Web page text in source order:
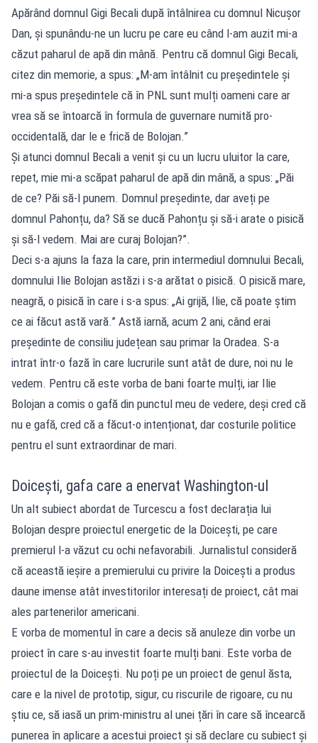
Apărând domnul Gigi Becali după întâlnirea cu domnul Nicușor
Dan, și spunându-ne un lucru pe care eu când l-am auzit mi-a
căzut paharul de apă din mână. Pentru că domnul Gigi Becali,
citez din memorie, a spus: „M-am întâlnit cu președintele și
mi-a spus președintele că în PNL sunt mulți oameni care ar
vrea să se întoarcă în formula de guvernare numită pro-
occidentală, dar le e frică de Bolojan.”
Și atunci domnul Becali a venit și cu un lucru uluitor la care,
repet, mie mi-a scăpat paharul de apă din mână, a spus: „Păi
de ce? Păi să-l punem. Domnul președinte, dar aveți pe
domnul Pahonțu, da? Să se ducă Pahonțu și să-i arate o pisică
și să-l vedem. Mai are curaj Bolojan?”.
Deci s-a ajuns la faza la care, prin intermediul domnului Becali,
domnului Ilie Bolojan astăzi i s-a arătat o pisică. O pisică mare,
neagră, o pisică în care i s-a spus: „Ai grijă, Ilie, că poate știm
ce ai făcut astă vară.” Astă iarnă, acum 2 ani, când erai
președinte de consiliu județean sau primar la Oradea. S-a
intrat într-o fază în care lucrurile sunt atât de dure, noi nu le
vedem. Pentru că este vorba de bani foarte mulți, iar Ilie
Bolojan a comis o gafă din punctul meu de vedere, deși cred că
nu e gafă, cred că a făcut-o intenționat, dar costurile politice
pentru el sunt extraordinar de mari.
Doicești, gafa care a enervat Washington-ul
Un alt subiect abordat de Turcescu a fost declarația lui
Bolojan despre proiectul energetic de la Doicești, pe care
premierul l-a văzut cu ochi nefavorabili. Jurnalistul consideră
că această ieșire a premierului cu privire la Doicești a produs
daune imense atât investitorilor interesați de proiect, cât mai
ales partenerilor americani.
E vorba de momentul în care a decis să anuleze din vorbe un
proiect în care s-au investit foarte mulți bani. Este vorba de
proiectul de la Doicești. Nu poți pe un proiect de genul ăsta,
care e la nivel de prototip, sigur, cu riscurile de rigoare, cu nu
știu ce, să iasă un prim-ministru al unei țări în care să încearcă
punerea în aplicare a acestui proiect și să declare cu subiect și